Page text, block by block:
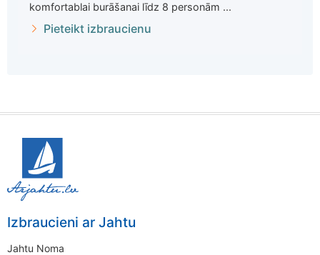
komfortablai burāšanai līdz 8 personām ...
Pieteikt izbraucienu
Izbraucieni ar Jahtu
Jahtu Noma